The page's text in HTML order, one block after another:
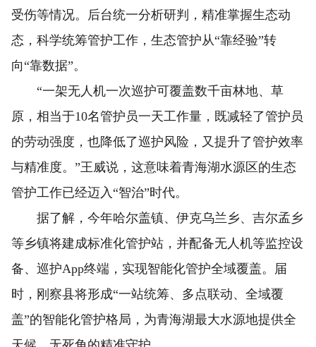
受伤等情况。后台统一分析研判，精准掌握生态动
态，科学统筹管护工作，生态管护从“靠经验”转
向“靠数据”。
“一架无人机一次巡护可覆盖数千亩林地、草
原，相当于10名管护员一天工作量，既减轻了管护员
的劳动强度，也降低了巡护风险，又提升了管护效率
与精准度。”王威说，这意味着青海湖水源区的生态
管护工作已经迈入“智治”时代。
据了解，今年哈尔盖镇、伊克乌兰乡、吉尔孟乡
等乡镇将建成标准化管护站，并配备无人机等监控设
备、巡护App终端，实现智能化管护全域覆盖。届
时，刚察县将形成“一站统筹、多点联动、全域覆
盖”的智能化管护格局，为青海湖最大水源地提供全